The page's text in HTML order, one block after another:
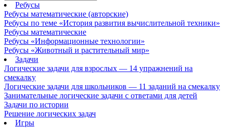
Ребусы
Ребусы математические (авторские)
Ребусы по теме «История развития вычислительной техники»
Ребусы математические
Ребусы «Информационные технологии»
Ребусы «Животный и растительный мир»
Задачи
Логические задачи для взрослых — 14 упражнений на
смекалку
Логические задачи для школьников — 11 заданий на смекалку
Занимательные логические задачи с ответами для детей
Задачи по истории
Решение логических задач
Игры